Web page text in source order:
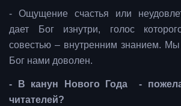
- Ощущение счастья или
дает Бог изнутри, голос
совестью – внутренним знанием. Мы
Бог нами доволен.
- В канун Нового Года -
читателей?